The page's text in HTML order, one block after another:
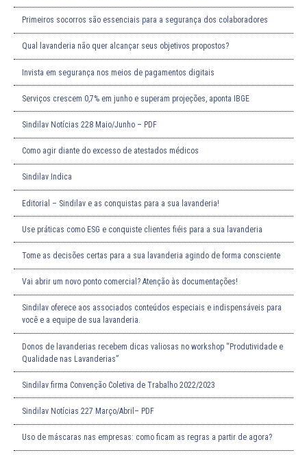
Primeiros socorros são essenciais para a segurança dos colaboradores
Qual lavanderia não quer alcançar seus objetivos propostos?
Invista em segurança nos meios de pagamentos digitais
Serviços crescem 0,7% em junho e superam projeções, aponta IBGE
Sindilav Notícias 228 Maio/Junho – PDF
Como agir diante do excesso de atestados médicos
Sindilav Indica
Editorial – Sindilav e as conquistas para a sua lavanderia!
Use práticas como ESG e conquiste clientes fiéis para a sua lavanderia
Tome as decisões certas para a sua lavanderia agindo de forma consciente
Vai abrir um novo ponto comercial? Atenção às documentações!
Sindilav oferece aos associados conteúdos especiais e indispensáveis para
você e a equipe de sua lavanderia.
Donos de lavanderias recebem dicas valiosas no workshop “Produtividade e
Qualidade nas Lavanderias”
Sindilav firma Convenção Coletiva de Trabalho 2022/2023
Sindilav Notícias 227 Março/Abril– PDF
Uso de máscaras nas empresas: como ficam as regras a partir de agora?